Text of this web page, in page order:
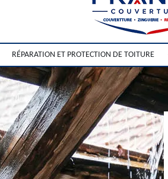
RÉPARATION ET PROTECTION DE TOITURE